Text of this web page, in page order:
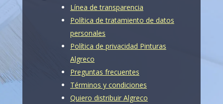
Línea de transparencia
Política de tratamiento de datos
personales
Política de privacidad Pinturas
Algreco
Preguntas frecuentes
Términos y condiciones
Quiero distribuir Algreco